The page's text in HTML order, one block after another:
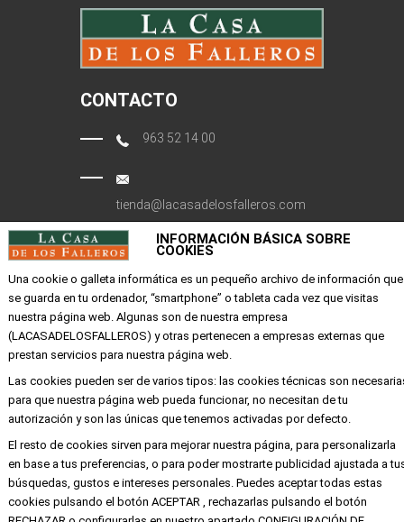
CONTACTO
963 52 14 00
tienda@lacasadelosfalleros.com
Calle Quevedo 6
EMPRESA
Mi cuenta
Aviso legal
Política de privacidad y cookies
Condiciones de compra
Copyright ©AlbaTodos los derechos
INFORMACIÓN BÁSICA SOBRE
COOKIES
Una cookie o galleta informática es un pequeño archivo de información que
se guarda en tu ordenador, “smartphone” o tableta cada vez que visitas
nuestra página web. Algunas son de nuestra empresa
(LACASADELOSFALLEROS) y otras pertenecen a empresas externas que
prestan servicios para nuestra página web.
Las cookies pueden ser de varios tipos: las cookies técnicas son
para que nuestra página web pueda funcionar, no necesitan de tu
autorización y son las únicas que tenemos activadas por defecto.
El resto de cookies sirven para mejorar nuestra página, para personalizarla
en base a tus preferencias, o para poder mostrarte publicidad ajustada a
búsquedas, gustos e intereses personales. Puedes aceptar todas estas
cookies pulsando el botón ACEPTAR , rechazarlas pulsando el botón